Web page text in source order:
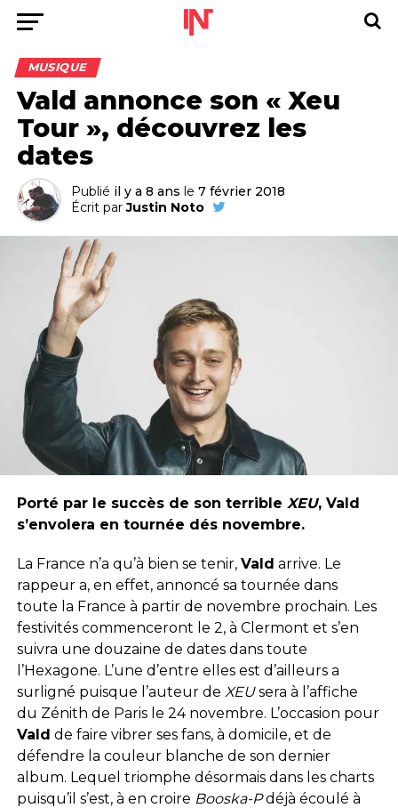
MUSIQUE
Vald annonce son « Xeu
Tour », découvrez les
dates
Publié il y a 8 ans le 7 février 2018
Écrit par Justin Noto
Porté par le succès de son terrible XEU, Vald
s’envolera en tournée dés novembre.
La France n’a qu’à bien se tenir, Vald arrive. Le
rappeur a, en effet, annoncé sa tournée dans
toute la France à partir de novembre prochain. Les
festivités commenceront le 2, à Clermont et s’en
suivra une douzaine de dates dans toute
l’Hexagone. L’une d’entre elles est d’ailleurs a
surligné puisque l’auteur de XEUsera à l’affiche
du Zénith de Paris le 24 novembre. L’occasion pour
Vald de faire vibrer ses fans, à domicile, et de
défendre la couleur blanche de son dernier
album. Lequel triomphe désormais dans les charts
puisqu’il s’est, à en croire Booska-Pdéjà écoulé à